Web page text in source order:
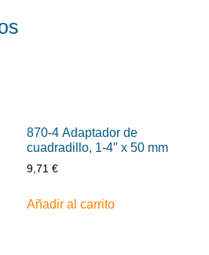
870-4 Adaptador de
cuadradillo, 1-4″ x 50 mm
9,71 €
Añadir al carrito